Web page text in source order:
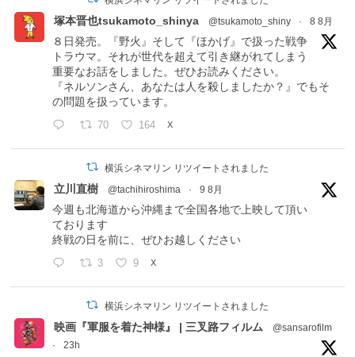
塚本晋也tsukamoto_shinya @tsukamoto_shiny · 8 8月
８日発売。『野火』そして『ほかげ』で扱った戦争
トラウマ。それが世代を超えて引き継がれてしまう
重要なお話をしました。ぜひお読みください。
『ネルソンさん、あなたは人を殺しましたか？』でもそ
の問題を扱っています。
70 164 X
横浜シネマリン リツイートされました
立川直樹 @tachihiroshima · 9 8月
今週も北海道から沖縄まで全国各地で上映して頂い
ております
終戦の日を前に、ぜひお越しください
3 9 X
横浜シネマリン リツイートされました
映画『軍服を着た神様』 | 三叉路フィルム
@sansarofilm
·
23h